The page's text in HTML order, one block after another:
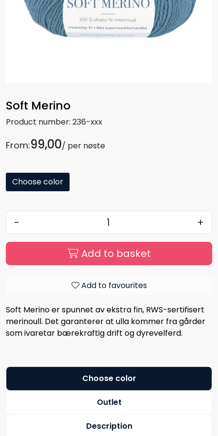
Soft Merino
Product number: 236-xxx
From:99,00/ per nøste
Choose color
- +
Add to basket
Add to favourites
Soft Merino er spunnet av ekstra fin, RWS-sertifisert
merinoull. Det garanterer at ulla kommer fra gårder
som ivaretar bærekraftig drift og dyrevelferd.
Choose color
Outlet
Description